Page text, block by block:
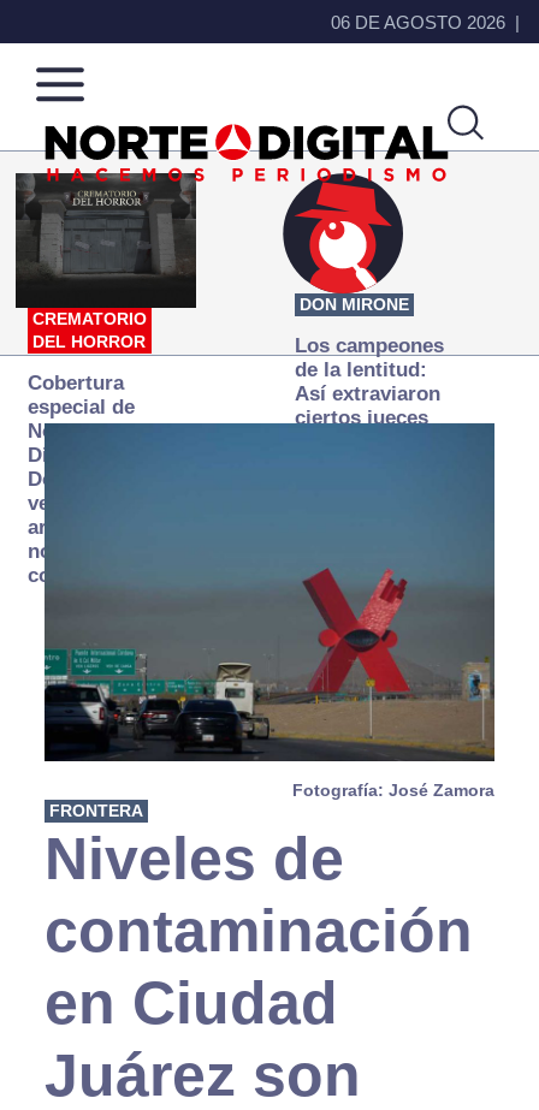
06 DE AGOSTO 2026
Norte
de
Ciudad
Más
que
noticias,
hacemos periodismo
CREMATORIO
DEL HORROR
Cobertura
especial de
Norte
Digital:
Donde la
verdad
arde… pero
no se
consume
DON MIRONE
Los campeones
de la lentitud:
Así extraviaron
ciertos jueces
Fotografía: José Zamora
FRONTERA
Niveles de
contaminación
en Ciudad
Juárez son